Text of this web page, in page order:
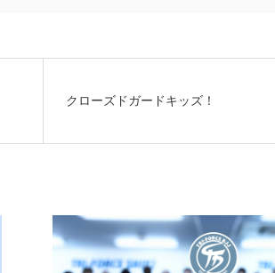
クローズドガードキッズ！